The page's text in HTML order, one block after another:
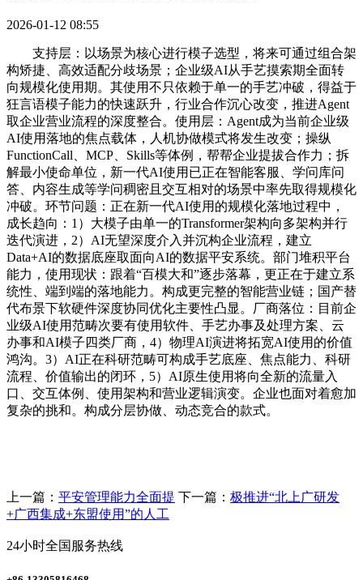
2026-01-12 08:55
支持层：以场景为核心进行模子选型，将来可通过组合架
构矫捷、高效适配分歧场景；企业级AI从手艺摸索期全面转
向规模化使用期。其使用不只依赖于单一的手艺冲破，得益于
狂言语模子能力的快速跃升，行业合作沉心改变，推进Agent
取企业营业流程的深度整合。使用层：Agent成为当前企业级
AI使用落地的焦点载体，人机协做模式将发生改变；操纵
FunctionCall、MCP、Skills等体例，帮帮企业提拔合作力；拆
解最小使命单位，新一代AI使用已正在智能客服、学问库问
答、内容生成等学问稠密且交互相对的场景中率先取得规模化
冲破。环节问题：正在新一代AI使用的规模化落地过程中，
成长趋向：1）大模子由单一的Transformer架构向多架构并行
迭代演进，2）AI无望深度介入并沉构企业流程，建立
Data+AI的数据底座取面向AI的数据平安系统。部门堆积平台
能力，使用现状：跟着“百模大和”逐步落幕，更正在于建立系
统性、端到端的落地能力。构成更完整的智能营业链；国产替
代布景下软硬件深度协同优化主要性凸显。厂商落位：目前企
业级AI使用范畴次要有使用软件、手艺办事及处理方案、云
办事和AI模子四类厂商，4）物理AI演进将拓宽AI使用的价值
鸿沟。3）AI正在科研范畴可构成手艺底座、焦点能力、科研
流程、价值输出的闭环，5）AI原生使用将向全新的流量入
口、交互体例、使用架构和营业逻辑演变。企业也面对着愈加
复杂的挑和。构成分层协做、动态竞合的款式。
上一篇： 平安管理能力全面提 下一篇： 极推进“北上广研发
+广西集成+东盟使用”的人工
24小时全国服务热线